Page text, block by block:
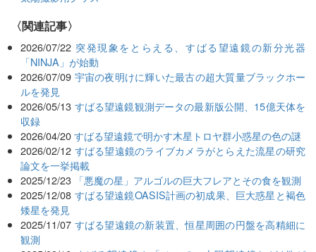
関連記事
2026/07/22 突発現象をとらえる、すばる望遠鏡の新分光器
「NINJA」が始動
2026/07/09 宇宙の夜明けに輝いた最古の超大質量ブラックホー
ルを発見
2026/05/13 すばる望遠鏡観測データの最新版公開、15億天体を
収録
2026/04/20 すばる望遠鏡で明かす木星トロヤ群小惑星の色の謎
2026/02/12 すばる望遠鏡のライブカメラがとらえた流星の研究
論文を一挙掲載
2025/12/23 「悪魔の星」アルゴルの巨大フレアとその食を観測
2025/12/08 すばる望遠鏡OASIS計画の初成果、巨大惑星と褐色
矮星を発見
2025/11/07 すばる望遠鏡の新装置、恒星周囲の円盤を高精細に
観測